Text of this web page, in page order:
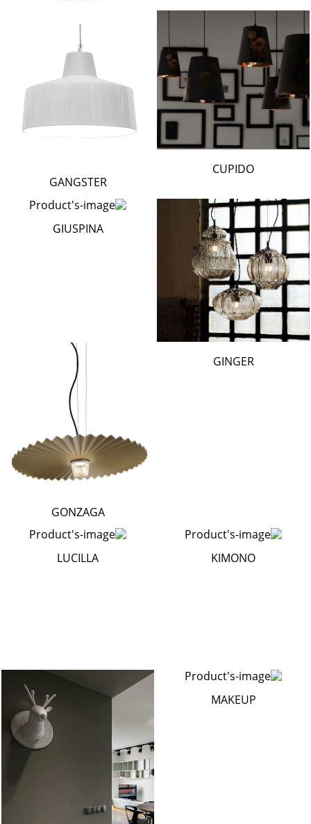
CUPIDO
GANGSTER
GINGER
GIUSPINA
GONZAGA
KIMONO
LUCILLA
MAKEUP